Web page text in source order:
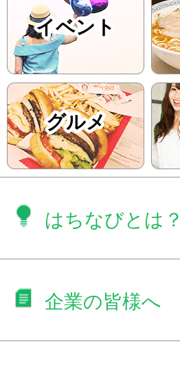
イベント
グルメ
はちなびとは？
企業の皆様へ